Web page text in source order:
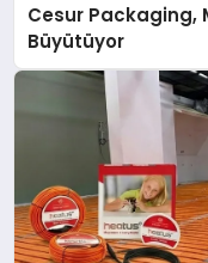
Cesur Packaging,
Büyütüyor